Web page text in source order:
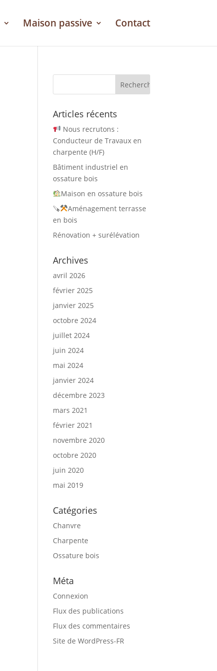
Maison passive Contact
Articles récents
Nous recrutons :
Conducteur de Travaux en
charpente (H/F)
Bâtiment industriel en
ossature bois
Maison en ossature bois
🪚
Aménagement terrasse
en bois
Rénovation + surélévation
Archives
avril 2026
février 2025
janvier 2025
octobre 2024
juillet 2024
juin 2024
mai 2024
janvier 2024
décembre 2023
mars 2021
février 2021
novembre 2020
octobre 2020
juin 2020
mai 2019
Catégories
Chanvre
Charpente
Ossature bois
Méta
Connexion
Flux des publications
Flux des commentaires
Site de WordPress-FR